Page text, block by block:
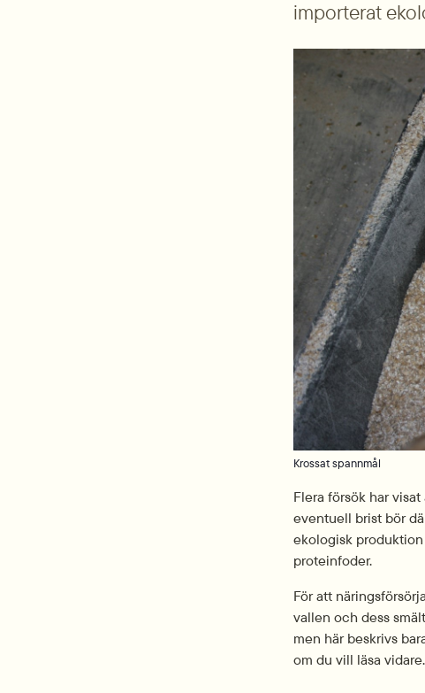
importerat
Krossat spannmål
Flera försök har
eventuell brist bör
ekologisk
proteinfoder.
För att
vallen och dess
men här beskrivs
om du vill läsa vidare.